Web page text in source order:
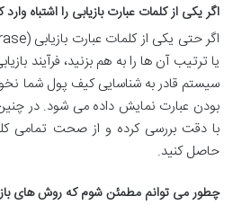
اگر یکی از کلمات عبارت بازیابی را اشتباه
یا ترتیب آن ها را به هم بزنید، فرآیند
سیستم قادر به شناسایی کیف پول شما
بودن عبارت نمایش داده می شود. در
با دقت بررسی کرده و از صحت تمامی
حاصل کنید.
چطور می توانم مطمئن شوم که روش های